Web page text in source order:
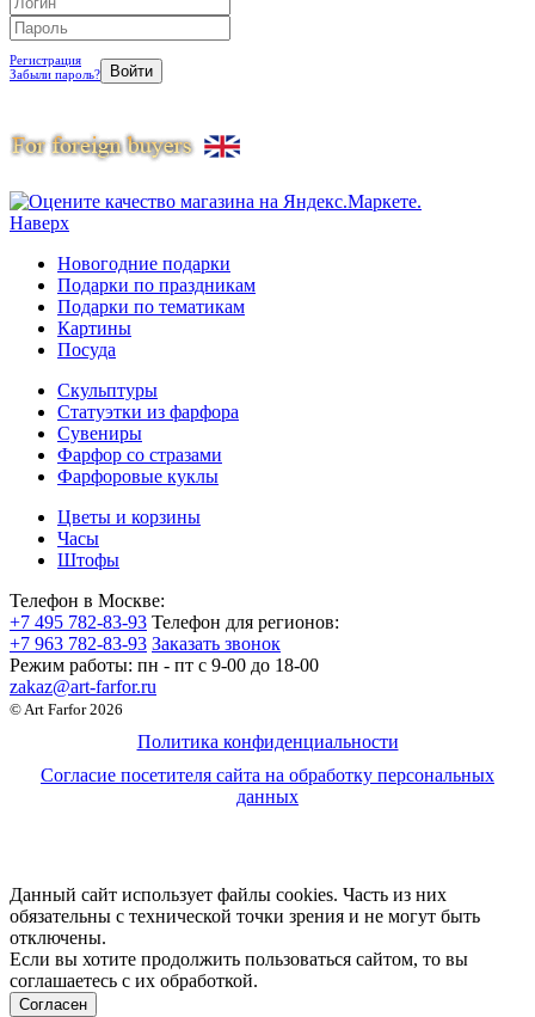
Регистрация
Забыли пароль?
Наверх
Новогодние подарки
Подарки по праздникам
Подарки по тематикам
Картины
Посуда
Скульптуры
Статуэтки из фарфора
Сувениры
Фарфор со стразами
Фарфоровые куклы
Цветы и корзины
Часы
Штофы
Телефон в Москве:
+7 495 782-83-93 Телефон для регионов:
+7 963 782-83-93 Заказать звонок
Режим работы: пн - пт c 9-00 до 18-00
zakaz@art-farfor.ru
© Art Farfor 2026
Политика конфиденциальности
Согласие посетителя сайта на обработку персональных
данных
Данный сайт использует файлы cookies. Часть из них
обязательны с технической точки зрения и не могут быть
отключены.
Если вы хотите продолжить пользоваться сайтом, то вы
соглашаетесь с их обработкой.